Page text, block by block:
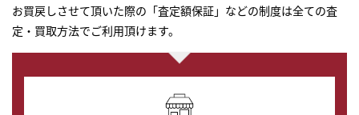
お買戻しさせて頂いた際の「査定額保証」などの制度は全ての査
定・買取方法でご利用頂けます。